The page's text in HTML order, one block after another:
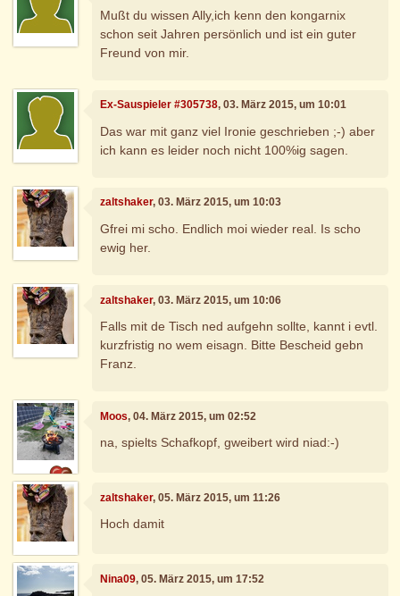
Mußt du wissen Ally,ich kenn den kongarnix
schon seit Jahren persönlich und ist ein guter
Freund von mir.
Ex-Sauspieler #305738, 03. März 2015, um 10:01
Das war mit ganz viel Ironie geschrieben ;-) aber
ich kann es leider noch nicht 100%ig sagen.
zaltshaker, 03. März 2015, um 10:03
Gfrei mi scho. Endlich moi wieder real. Is scho
ewig her.
zaltshaker, 03. März 2015, um 10:06
Falls mit de Tisch ned aufgehn sollte, kannt i evtl.
kurzfristig no wem eisagn. Bitte Bescheid gebn
Franz.
Moos, 04. März 2015, um 02:52
na, spielts Schafkopf, gweibert wird niad:-)
zaltshaker, 05. März 2015, um 11:26
Hoch damit
Nina09, 05. März 2015, um 17:52